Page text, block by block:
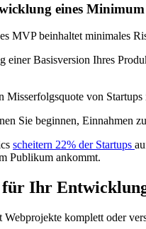
eines
MVP beinhaltet minimales
einer Basisversion Ihres
Misserfolgsquote von
Sie beginnen, Einnahmen
scheitern 22% der Startups
Publikum ankommt.
Ihr
Webprojekte komplett oder